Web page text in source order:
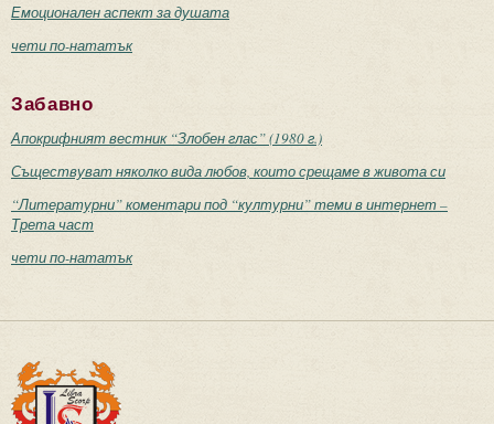
Емоционален аспект за душата
чети по-нататък
Забавно
Апокрифният вестник “Злобен глас” (1980 г.)
Съществуват няколко вида любов, които срещаме в живота си
“Литературни” коментари под “културни” теми в интернет –
Трета част
чети по-нататък